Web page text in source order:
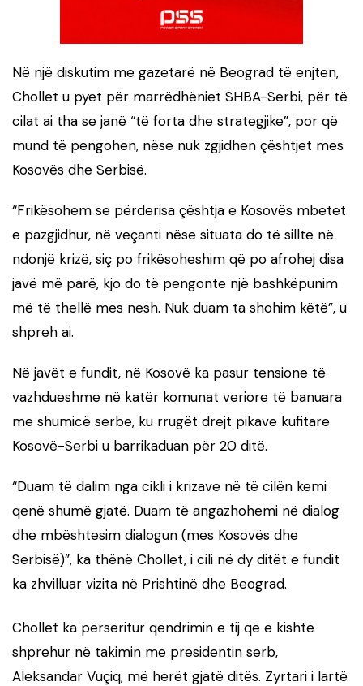
Në një diskutim me gazetarë në Beograd të enjten,
Chollet u pyet për marrëdhëniet SHBA-Serbi, për të
cilat ai tha se janë “të forta dhe strategjike”, por që
mund të pengohen, nëse nuk zgjidhen çështjet mes
Kosovës dhe Serbisë.
“Frikësohem se përderisa çështja e Kosovës mbetet
e pazgjidhur, në veçanti nëse situata do të sillte në
ndonjë krizë, siç po frikësoheshim që po afrohej disa
javë më parë, kjo do të pengonte një bashkëpunim
më të thellë mes nesh. Nuk duam ta shohim këtë”, u
shpreh ai.
Në javët e fundit, në Kosovë ka pasur tensione të
vazhdueshme në katër komunat veriore të banuara
me shumicë serbe, ku rrugët drejt pikave kufitare
Kosovë-Serbi u barrikaduan për 20 ditë.
“Duam të dalim nga cikli i krizave në të cilën kemi
qenë shumë gjatë. Duam të angazhohemi në dialog
dhe mbështesim dialogun (mes Kosovës dhe
Serbisë)”, ka thënë Chollet, i cili në dy ditët e fundit
ka zhvilluar vizita në Prishtinë dhe Beograd.
Chollet ka përsëritur qëndrimin e tij që e kishte
shprehur në takimin me presidentin serb,
Aleksandar Vuçiq, më herët gjatë ditës. Zyrtari i lartë